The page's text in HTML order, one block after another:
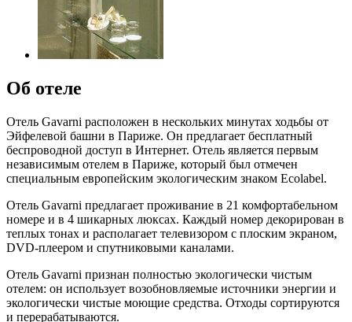
Об отеле
Отель Gavarni расположен в нескольких минутах ходьбы от
Эйфелевой башни в Париже. Он предлагает бесплатный
беспроводной доступ в Интернет. Отель является первым
независимым отелем в Париже, который был отмечен
специальным европейским экологическим знаком Ecolabel.
Отель Gavarni предлагает проживание в 21 комфортабельном
номере и в 4 шикарных люксах. Каждый номер декорирован в
теплых тонах и располагает телевизором с плоским экраном,
DVD-плеером и спутниковыми каналами.
Отель Gavarni признан полностью экологически чистым
отелем: он использует возобновляемые источники энергии и
экологически чистые моющие средства. Отходы сортируются
и перерабатываются.